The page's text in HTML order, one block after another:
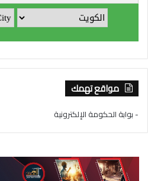
مواقع تهمك
- بوابة الحكومة الإلكترونية